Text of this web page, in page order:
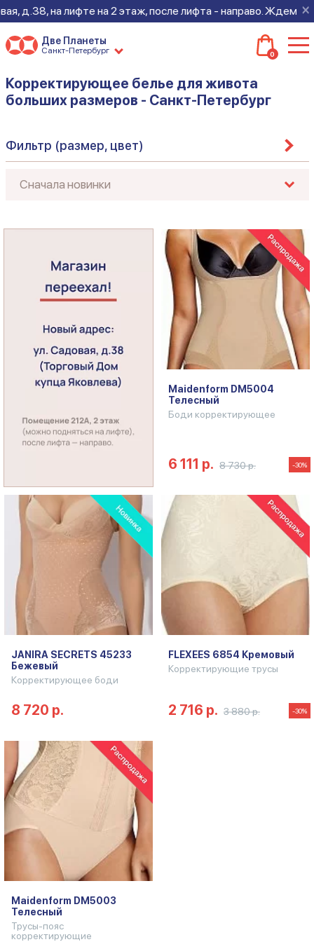
×
д.38, на лифте на 2 этаж, после лифта - направо. Ждем всех
Две Планеты
Санкт-Петербург 0
Корректирующее белье для живота
больших размеров - Санкт-Петербург
Фильтр (размер, цвет)
Maidenform DM5004
Телесный
Боди корректирующее
6 111 р. 8 730 р. -30%
JANIRA SECRETS 45233
Бежевый
Корректирующее боди
8 720 р.
FLEXEES 6854 Кремовый
Корректирующие трусы
2 716 р. 3 880 р. -30%
Maidenform DM5003
Телесный
Трусы-пояс
корректирующие